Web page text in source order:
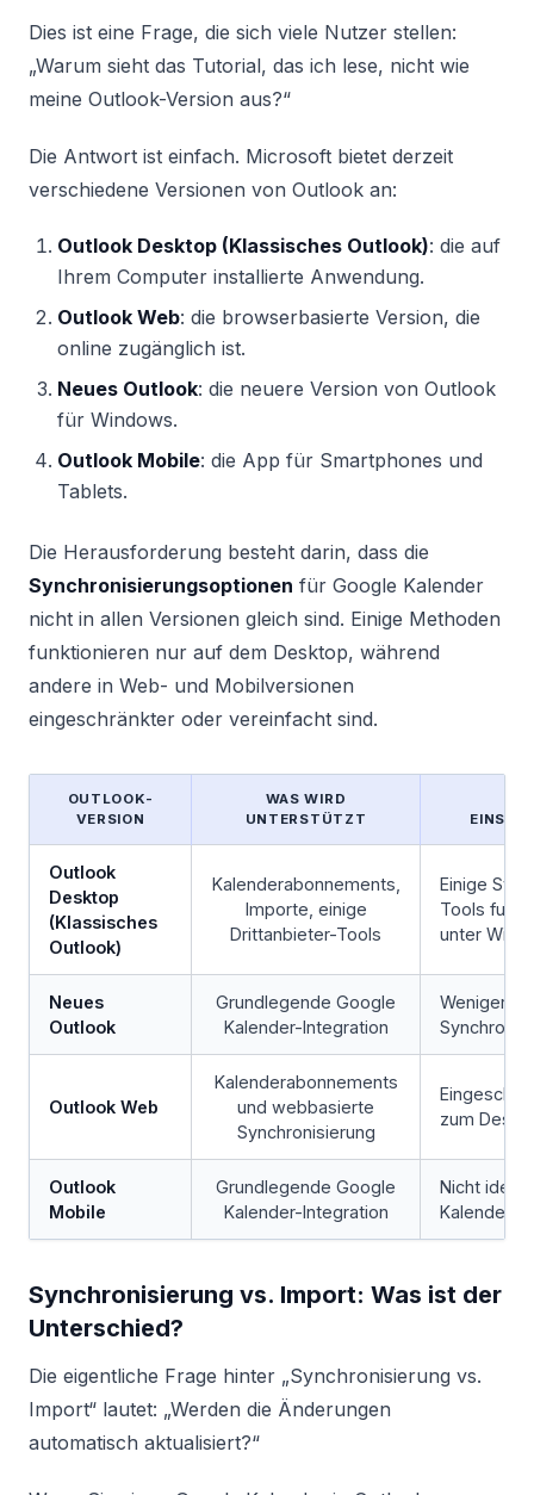
Dies ist eine Frage, die sich viele Nutzer stellen:
„Warum sieht das Tutorial, das ich lese, nicht wie
meine Outlook-Version aus?“
Die Antwort ist einfach. Microsoft bietet derzeit
verschiedene Versionen von Outlook an:
Outlook Desktop (Klassisches Outlook): die auf
Ihrem Computer installierte Anwendung.
Outlook Web: die browserbasierte Version, die
online zugänglich ist.
Neues Outlook: die neuere Version von Outlook
für Windows.
Outlook Mobile: die App für Smartphones und
Tablets.
Die Herausforderung besteht darin, dass die
Synchronisierungsoptionen für Google Kalender
nicht in allen Versionen gleich sind. Einige Methoden
funktionieren nur auf dem Desktop, während
andere in Web- und Mobilversionen
eingeschränkter oder vereinfacht sind.
OUTLOOK-
VERSION
WAS WIRD
UNTERSTÜTZT
Outlook
Desktop
(Klassisches
Outlook)
Kalenderabonnements,
Importe, einige
Drittanbieter-Tools
Einige
Tools
unter
Neues
Outlook
Grundlegende Google
Kalender-Integration
Weniger
Outlook Web
Kalenderabonnements
und webbasierte
Synchronisierung
zum
Outlook
Mobile
Grundlegende Google
Kalender-Integration
Nicht ideal
Synchronisierung vs. Import: Was ist der
Unterschied?
Die eigentliche Frage hinter „Synchronisierung vs.
Import“ lautet: „Werden die Änderungen
automatisch aktualisiert?“